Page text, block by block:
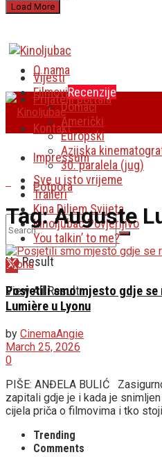
Load More
O nama
Prijatelji portala
Kontakt
Impressum
Potpora
No Result
View All Result
Vijesti
FilmoviRecenzije
Domaći
Američki
Europski
Azijska
30. paralela (jug)
Sve u isto vrijeme
Traileri
Kina Diljem Svijeta
Kinoljubac Povjerljivo
You talkin’ to me?
Tag:Auguste
Posjetili smo mjesto gdje
Lumière u Lyonu
by CinemaAngie
March 25, 2026
0
PIŠE: ANĐELA BULIĆ
zapitali gdje je i kada je
cijela priča o filmovima i tko stoji
Trending
Comments